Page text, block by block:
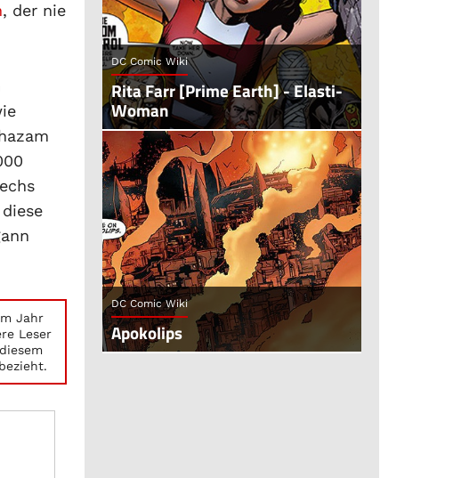
, der nie
Jahr
Leser
DC Comic Wiki
Rita Farr [Prime Earth] - Elasti-
Woman
DC Comic Wiki
Apokolips